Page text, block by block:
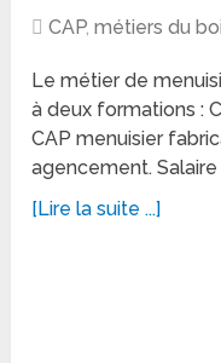
CAP,métiers du
Le métier de
à deux formations :
CAP menuisier
agencement.
[Lire la suite ...]